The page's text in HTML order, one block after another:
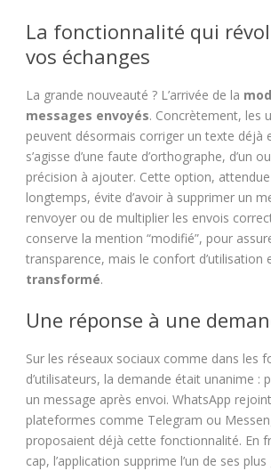
La fonctionnalité qui
vos échanges
La grande nouveauté ? L’arrivée de la
messages envoyés. Concrètement, les
peuvent désormais corriger un texte déjà
s’agisse d’une faute d’orthographe, d’un
précision à ajouter. Cette option,
longtemps, évite d’avoir à supprimer un
renvoyer ou de multiplier les envois
conserve la mention “modifié”, pour
transparence, mais le confort d’utilisation
transformé.
Une réponse à une
Sur les réseaux sociaux comme dans les
d’utilisateurs, la demande était unanime :
un message après envoi. WhatsApp
plateformes comme Telegram ou
proposaient déjà cette fonctionnalité. En
cap, l’application supprime l’un de ses